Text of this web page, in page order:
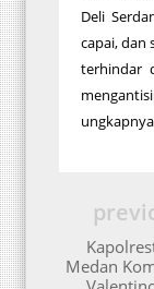
Deli
capai, dan
terhindar
Medan